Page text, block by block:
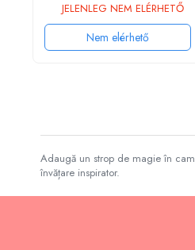
JELENLEG NEM ELÉRHETŐ
Nem elérhető
Adaugă un strop de magie în
învățare inspirator.